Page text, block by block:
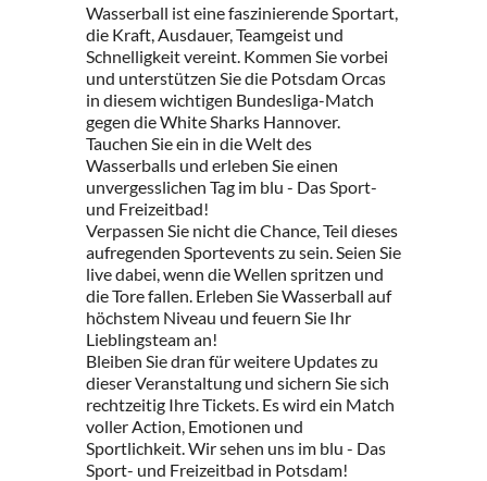
Wasserball ist eine faszinierende Sportart,
die Kraft, Ausdauer, Teamgeist und
Schnelligkeit vereint. Kommen Sie vorbei
und unterstützen Sie die Potsdam Orcas
in diesem wichtigen Bundesliga-Match
gegen die White Sharks Hannover.
Tauchen Sie ein in die Welt des
Wasserballs und erleben Sie einen
unvergesslichen Tag im blu - Das Sport-
und Freizeitbad!
Verpassen Sie nicht die Chance, Teil dieses
aufregenden Sportevents zu sein. Seien Sie
live dabei, wenn die Wellen spritzen und
die Tore fallen. Erleben Sie Wasserball auf
höchstem Niveau und feuern Sie Ihr
Lieblingsteam an!
Bleiben Sie dran für weitere Updates zu
dieser Veranstaltung und sichern Sie sich
rechtzeitig Ihre Tickets. Es wird ein Match
voller Action, Emotionen und
Sportlichkeit. Wir sehen uns im blu - Das
Sport- und Freizeitbad in Potsdam!